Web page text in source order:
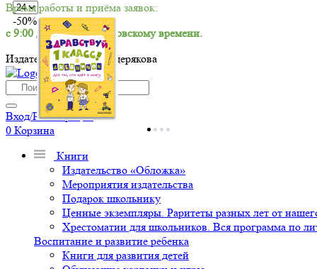
Время работы и приёма заявок:
с 9:00 до 18:00 по московскому времени.
Издательский дом Мещерякова
Вход/Регистрация
0 Корзина
Книги
Издательство «Обложка»
Мероприятия издательства
Подарок школьнику
Ценные экземпляры. Раритеты разных лет от
Хрестоматии для школьников. Вся программа по
Воспитание и развитие ребенка
Книги для развития детей
-50%